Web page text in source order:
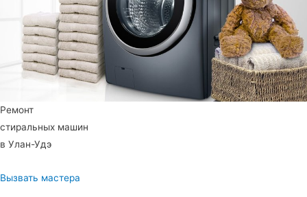
Ремонт
стиральных машин
в Улан-Удэ
Вызвать мастера